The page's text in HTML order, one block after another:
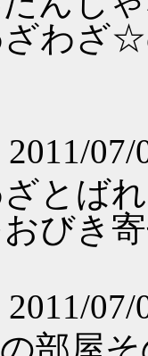
わざ
とば
びき